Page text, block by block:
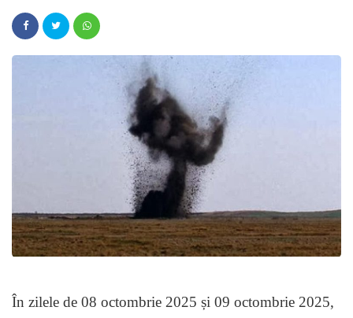
În zilele de 08 octombrie 2025 și 09 octombrie 2025,